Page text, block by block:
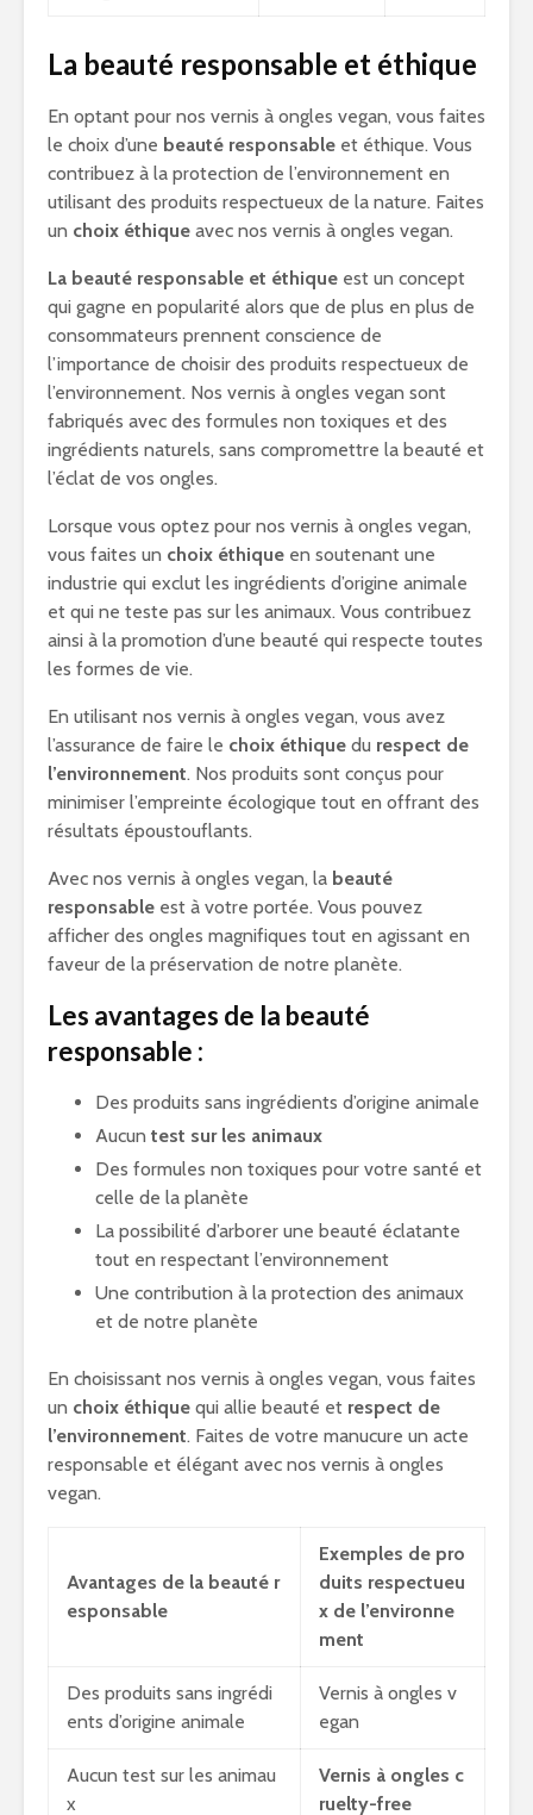
La beauté responsable et éthique
En optant pour nos vernis à ongles vegan, vous faites
le choix d’une beauté responsable et éthique. Vous
contribuez à la protection de l’environnement en
utilisant des produits respectueux de la nature. Faites
un choix éthique avec nos vernis à ongles vegan.
La beauté responsable et éthique est un concept
qui gagne en popularité alors que de plus en plus de
consommateurs prennent conscience de
l’importance de choisir des produits respectueux de
l’environnement. Nos vernis à ongles vegan sont
fabriqués avec des formules non toxiques et des
ingrédients naturels, sans compromettre la beauté et
l’éclat de vos ongles.
Lorsque vous optez pour nos vernis à ongles vegan,
vous faites un choix éthique en soutenant une
industrie qui exclut les ingrédients d’origine animale
et qui ne teste pas sur les animaux. Vous contribuez
ainsi à la promotion d’une beauté qui respecte toutes
les formes de vie.
En utilisant nos vernis à ongles vegan, vous avez
l’assurance de faire le choix éthique du respect de
l’environnement. Nos produits sont conçus pour
minimiser l’empreinte écologique tout en offrant des
résultats époustouflants.
Avec nos vernis à ongles vegan, la beauté
responsable est à votre portée. Vous pouvez
afficher des ongles magnifiques tout en agissant en
faveur de la préservation de notre planète.
Les avantages de la beauté
responsable :
Des produits sans ingrédients d’origine animale
Aucun test sur les animaux
Des formules non toxiques pour votre santé et
celle de la planète
La possibilité d’arborer une beauté éclatante
tout en respectant l’environnement
Une contribution à la protection des animaux
et de notre planète
En choisissant nos vernis à ongles vegan, vous faites
un choix éthique qui allie beauté et respect de
l’environnement. Faites de votre manucure un acte
responsable et élégant avec nos vernis à ongles
vegan.
Avantages de la beauté r
esponsable
Exemples de pro
duits respectueu
x de l’environne
ment
Des produits sans ingrédi
ents d’origine animale
Vernis à ongles v
egan
Aucun test sur les animau
x
Vernis à ongles c
ruelty-free